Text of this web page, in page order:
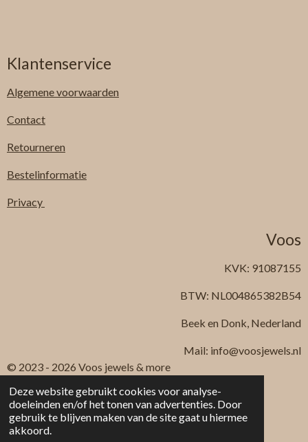
Deze website gebruikt cookies voor analyse-
doeleinden en/of het tonen van advertenties. Door
gebruik te blijven maken van de site gaat u hiermee
akkoord.
Klantenservice
Algemenevoorwaarden
Contact
Retourneren
Bestelinformatie
Privacy
Voos
KVK: 91087155
BTW: NL004865382B54
Beek en Donk, Nederland
Mail: info@voosjewels.nl
© 2023 - 2026 Voos jewels & more